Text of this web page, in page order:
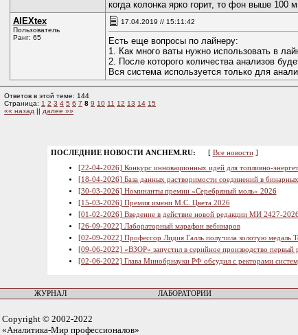
когда колонка ярко горит, то фон выше 100
AlEXtex
Пользователь
Ранг: 65
17.04.2019 // 15:11:42
Есть еще вопросы по лайнеру:
1. Как много ваты нужно использовать в
2. После которого количества анализов
Вся система используется только для
Ответов в этой теме: 144
Страница: 1 2 3 4 5 6 7 8 9 10 11 12 13 14 15
«« назад || далее »»
ПОСЛЕДНИЕ НОВОСТИ ANCHEM.RU: [ Все новости]
[22-04-2026] Конкурс инновационных идей для топливно-
[18-04-2026] База данных растворимости соединений в бинарных
[30-03-2026] Номинанты премии «Серебряный моль» 2026
[15-03-2026] Премия имени М.С. Цвета 2026
[01-02-2026] Введение в действие новой редакции МИ 2427-
[26-09-2022] Лабораторный марафон вебинаров
[02-09-2022] Профессор Лидия Галль получила золотую медаль
[09-06-2022] «ВЗОР» запустил в серийное производство
[02-06-2022] Глава Минобрнауки РФ обсудил с ректорами
ЖУРНАЛ ЛАБОРАТОРИИ
Copyright © 2002-2022
«Аналитика-Мир профессионалов»